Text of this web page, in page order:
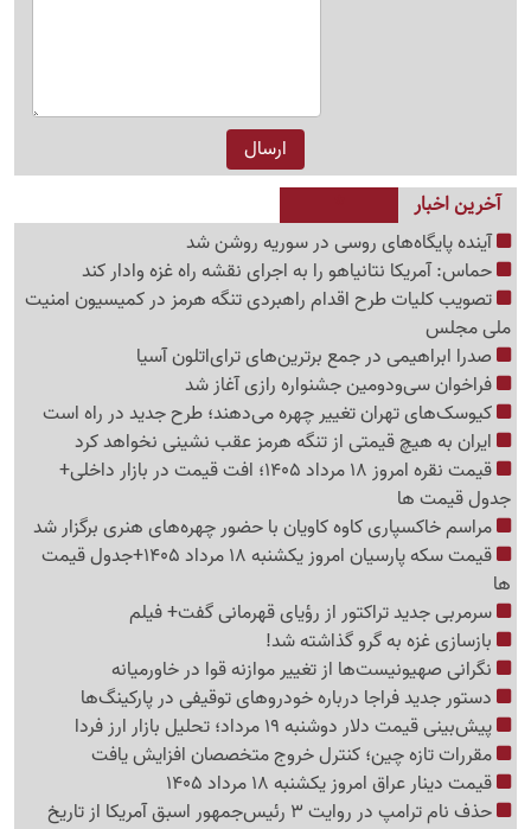
آخرین اخبار
آینده پایگاه‌های روسی در سوریه روشن شد
حماس: آمریکا نتانیاهو را به اجرای نقشه راه غزه وادار کند
تصویب کلیات طرح اقدام راهبردی تنگه هرمز در کمیسیون امنیت
ملی مجلس
صدرا ابراهیمی در جمع برترین‌های ترای‌اتلون آسیا
فراخوان سی‌ودومین جشنواره رازی آغاز شد
کیوسک‌های تهران تغییر چهره می‌دهند؛ طرح جدید در راه است
ایران به هیچ قیمتی از تنگه هرمز عقب نشینی نخواهد کرد
قیمت نقره امروز 18 مرداد 1405؛ افت قیمت در بازار داخلی+
جدول قیمت ها
مراسم خاکسپاری کاوه کاویان با حضور چهره‌های هنری برگزار شد
قیمت سکه پارسیان امروز یکشنبه 18 مرداد 1405+جدول قیمت
ها
سرمربی جدید تراکتور از رؤیای قهرمانی گفت+ فیلم
بازسازی غزه به گرو گذاشته شد!
نگرانی صهیونیست‌ها از تغییر موازنه قوا در خاورمیانه
دستور جدید فراجا درباره خودروهای توقیفی در پارکینگ‌ها
پیش‌بینی قیمت دلار دوشنبه 19 مرداد؛ تحلیل بازار ارز فردا
مقررات تازه چین؛ کنترل خروج متخصصان افزایش یافت
قیمت دینار عراق امروز یکشنبه 18 مرداد 1405
حذف نام ترامپ در روایت 3 رئیس‌جمهور اسبق آمریکا از تاریخ